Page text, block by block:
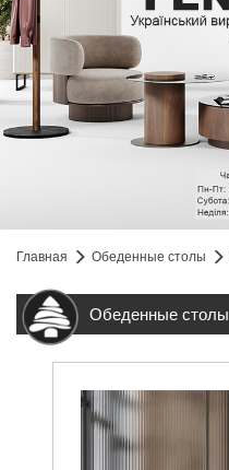
Главная Обеденные столы
Обеденные столы